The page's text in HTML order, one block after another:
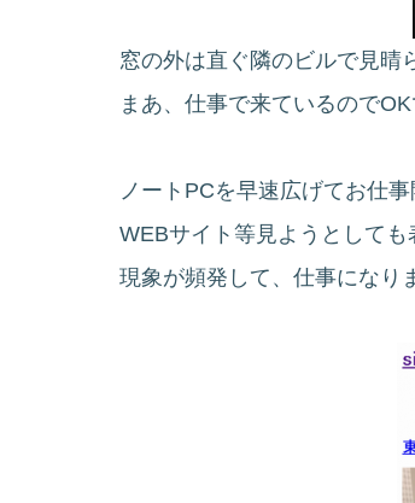
窓の外は直ぐ隣のビルで見晴
まあ、仕事で来ているのでOK
ノートPCを早速広げてお仕事
WEBサイト等見ようとして
現象が頻発して、仕事になり